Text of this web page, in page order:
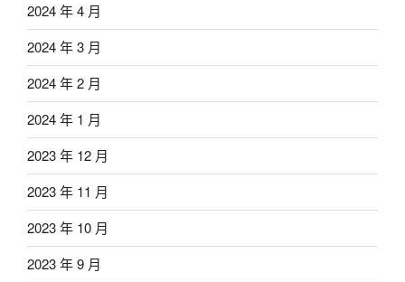
2024 年 4 月
2024 年 3 月
2024 年 2 月
2024 年 1 月
2023 年 12 月
2023 年 11 月
2023 年 10 月
2023 年 9 月